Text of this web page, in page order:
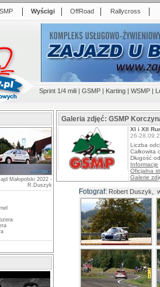
| Wyścigi | OffRoad | Rallycross |
Sprint 1/4 mili | GSMP | Karting | WSMP |
Małopolski 2022 -
R.Duszyk
Galeria zdjęć: GSMP
XI i XII
26-
Liczba
Całkowita
Długość
Informacje
Oficjalna
Galerie
Fotograf: Robert Duszyk,